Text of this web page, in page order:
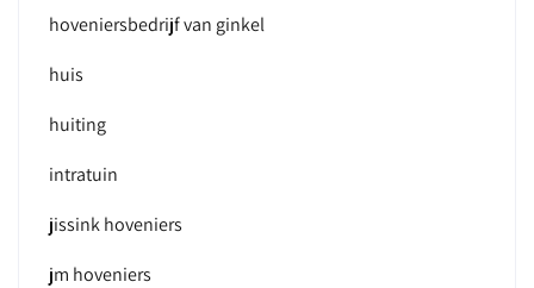
hoveniersbedrijf van ginkel
huis
huiting
intratuin
jissink hoveniers
jm hoveniers